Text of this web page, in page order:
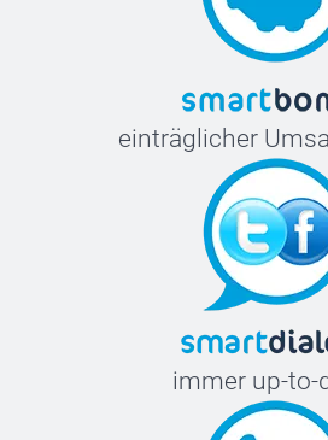
einträglicher
immer up-to-